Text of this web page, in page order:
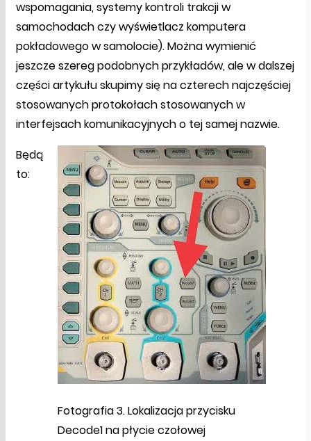
wspomagania, systemy kontroli trakcji w
samochodach czy wyświetlacz komputera
pokładowego w samolocie). Można wymienić
jeszcze szereg podobnych przykładów, ale w dalszej
części artykułu skupimy się na czterech najczęściej
stosowanych protokołach stosowanych w
interfejsach komunikacyjnych o tej samej nazwie.
Fotografia 3. Lokalizacja przycisku
Decode1 na płycie czołowej
Będą
to: